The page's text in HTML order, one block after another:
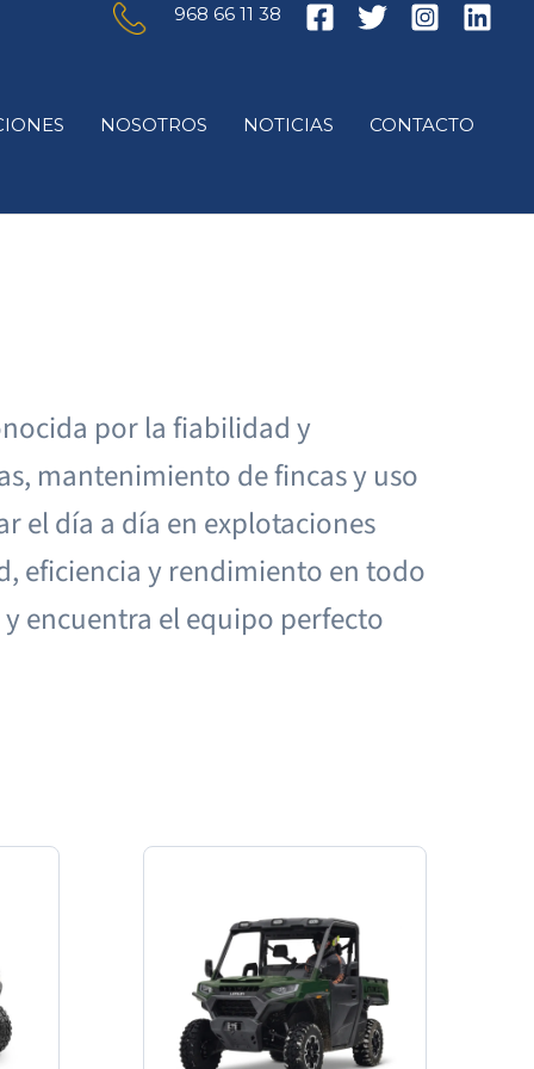
968 66 11 38
NOSOTROS NOTICIAS CONTACTO
por la fiabilidad y
mantenimiento de fincas y uso
el día a día en explotaciones
eficiencia y rendimiento en todo
encuentra el equipo perfecto